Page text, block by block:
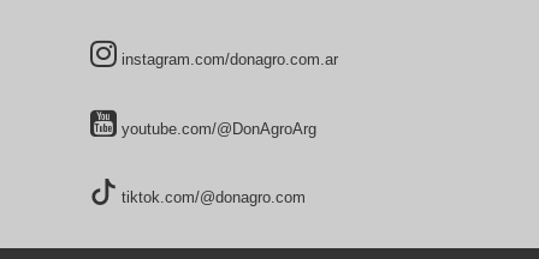
instagram.com/donagro.com.ar
youtube.com/@DonAgroArg
tiktok.com/@donagro.com